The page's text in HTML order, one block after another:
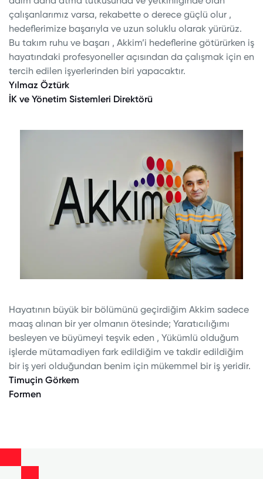
çalışanlarımız varsa, rekabette o derece güçlü olur ,
hedeflerimize başarıyla ve uzun soluklu olarak yürürüz.
Bu takım ruhu ve başarı , Akkim’i hedeflerine götürürken iş
hayatındaki profesyoneller açısından da çalışmak için en
tercih edilen işyerlerinden biri yapacaktır.
Yılmaz Öztürk
İK ve Yönetim Sistemleri Direktörü
Hayatının büyük bir bölümünü geçirdiğim Akkim sadece
maaş alınan bir yer olmanın ötesinde; Yaratıcılığımı
besleyen ve büyümeyi teşvik eden , Yükümlü olduğum
işlerde mütamadiyen fark edildiğim ve takdir edildiğim
bir iş yeri olduğundan benim için mükemmel bir iş yeridir.
Timuçin Görkem
Formen